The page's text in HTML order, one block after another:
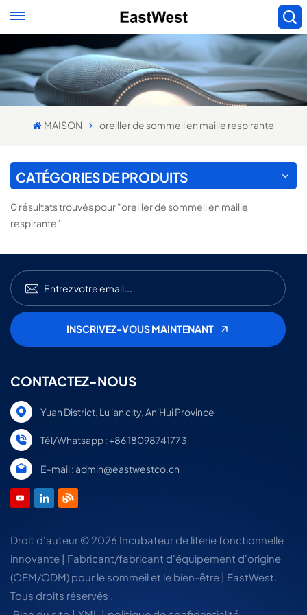
MAISON oreiller de sommeil en maille respirante
CATÉGORIES DE PRODUITS
0 résultats trouvés pour "oreiller de sommeil en maille
respirante"
CONTACTEZ-NOUS
Yuan District, Lu 'an city, An'Hui Province
Tél/Whatsapp : +86 18098741773
E-mail : admin@eastwestco.cn
Droit d'auteur © 2026 Incubateur de literie fonctionnelle
innovante | Fabricant/fabricant d'équipement d'origine
(OEM/ODM) pour le sommeil et le bien-être | EastWest.
Tous droits réservés .